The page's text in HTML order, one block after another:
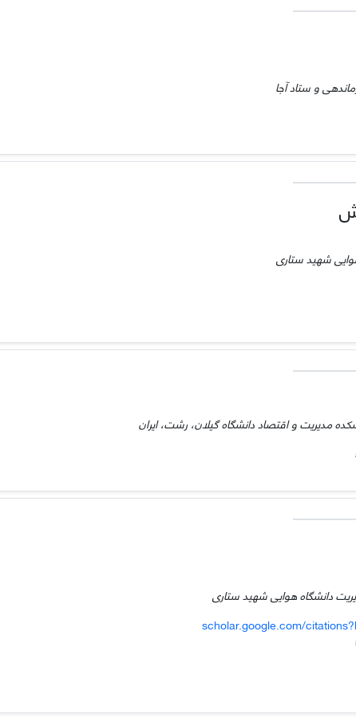
و ستاد آجا
شهید ستاری
مدیریت و اقتصاد دانشگاه گیلان، رشت، ایران
دانشگاه هوایی شهید ستاری
scholar.google.com/